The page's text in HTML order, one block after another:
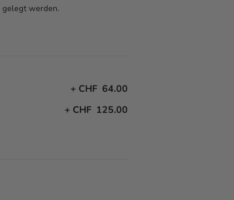
gelegt werden.
+ CHF 64.00
+ CHF 125.00